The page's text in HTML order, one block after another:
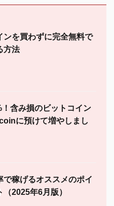
ンを買わずに完全無料で
方法
含み損のビットコイン
に預けて増やしまし
で稼げるオススメのポイ
（2025年6月版）